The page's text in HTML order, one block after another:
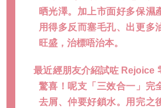
晒光澤。加上市面好多保濕
用得多反而塞毛孔、出更多
旺盛，治標唔治本。
最近經朋友介紹試咗 Rejoice
驚喜！呢支「三效合一」完
去屑、仲要好鎖水。用完之